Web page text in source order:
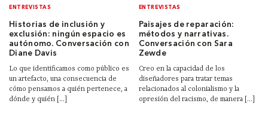
ENTREVISTAS
Historias de inclusión y
exclusión: ningún espacio es
autónomo. Conversación con
Diane Davis
Lo que identificamos como público es
un artefacto, una consecuencia de
cómo pensamos a quién pertenece, a
dónde y quién [...]
ENTREVISTAS
Paisajes de reparación:
métodos y narrativas.
Conversación con Sara
Zewde
Creo en la capacidad de los
diseñadores para tratar temas
relacionados al colonialismo y la
opresión del racismo, de manera [...]